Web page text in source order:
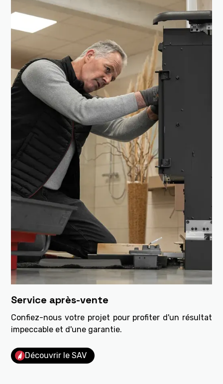
Service après-vente
Confiez-nous votre projet pour profiter d'un résultat
impeccable et d'une garantie.
Découvrir le SAV